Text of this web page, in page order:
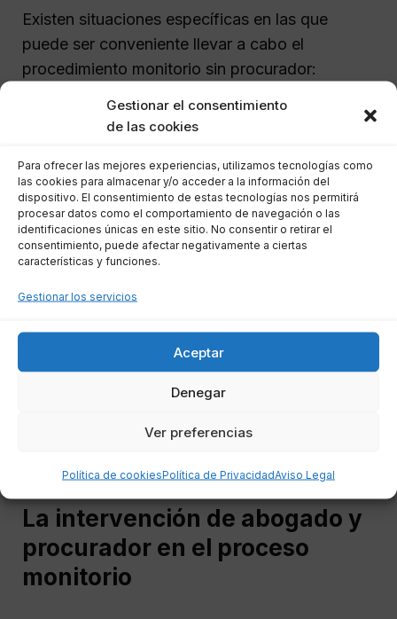
Gestionar el consentimiento
de las cookies
Para ofrecer las mejores experiencias, utilizamos tecnologías como
las cookies para almacenar y/o acceder a la información del
dispositivo. El consentimiento de estas tecnologías nos permitirá
procesar datos como el comportamiento de navegación o las
identificaciones únicas en este sitio. No consentir o retirar el
consentimiento, puede afectar negativamente a ciertas
características y funciones.
Gestionar los servicios
Aceptar
Denegar
Ver preferencias
Política de cookiesPolítica de PrivacidadAviso Legal
Existen situaciones específicas en las que
puede ser conveniente llevar a cabo el
procedimiento monitorio sin procurador:
Deudas pequeñas: Para reclamaciones
práctico evitar costes adicionales.
Relaciones directas: Cuando la relación
entre el acreedor y el deudor es sencilla,
la gestión puede hacerse sin
intermediarios.
Conocimiento del proceso: Si el acreedor
reclamación por su cuenta.
Impagos recurrentes: Si el deudor tiene
procedimiento sin procurador puede ser
efectivo y ahorrar tiempo.
La intervención de abogado y
procurador en el proceso
monitorio